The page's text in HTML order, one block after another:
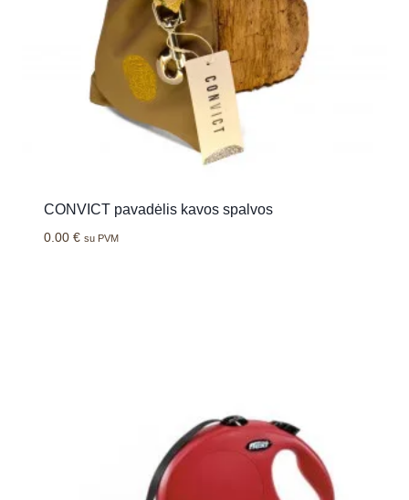
CONVICT pavadėlis kavos spalvos
0.00 € su PVM